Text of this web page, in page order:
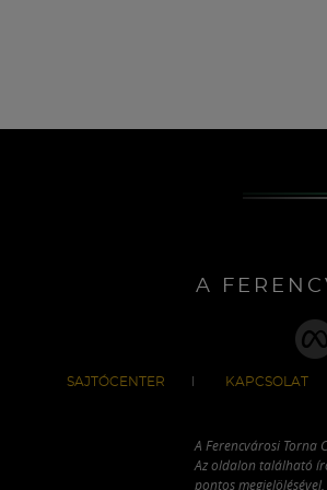
A
SAJTÓCENTER KAPCSOLAT
A Ferencvárosi Torna
Az oldalon található
pontos